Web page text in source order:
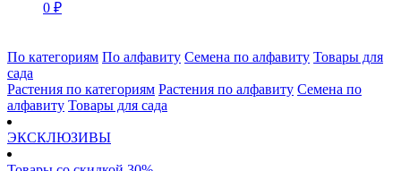
0 ₽
По категориям По алфавиту Семена по алфавиту Товары для
сада
Растения по категориям Растения по алфавиту Семена по
алфавиту Товары для сада
ЭКСКЛЮЗИВЫ